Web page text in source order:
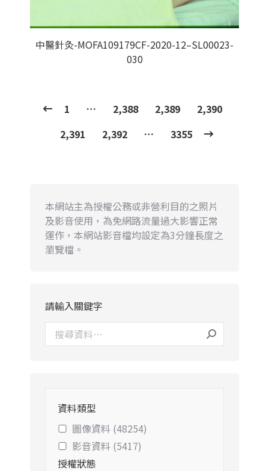
中醫針灸-MOFA109179CF-2020-12–SL00023-
030
1 … 2,388 2,389
2,390
2,391
2,392 … 3355
本網站主為授權公務或非營利目的之照片
及影音使用，為免網路流量過大影響正常
運作，本網站影音檔均設定為3分鐘長度之
瀏覽檔。
請輸入關鍵字
資料類型
圖像資料 (48254)
影音資料 (5417)
授權狀態